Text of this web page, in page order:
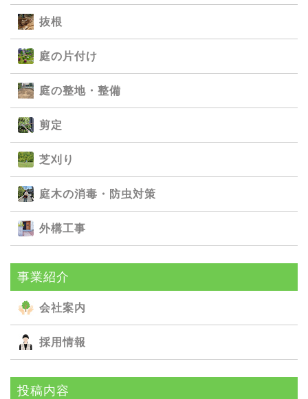
抜根
庭の⽚付け
庭の整地・整備
剪定
芝刈り
庭⽊の消毒・防⾍対策
外構⼯事
事業紹介
会社案内
採用情報
投稿内容